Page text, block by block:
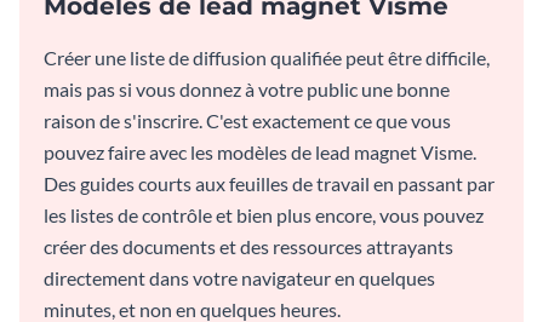
Modèles de lead magnet Visme
Créer une liste de diffusion qualifiée peut être difficile,
mais pas si vous donnez à votre public une bonne
raison de s'inscrire. C'est exactement ce que vous
pouvez faire avec les modèles de lead magnet Visme.
Des guides courts aux feuilles de travail en passant par
les listes de contrôle et bien plus encore, vous pouvez
créer des documents et des ressources attrayants
directement dans votre navigateur en quelques
minutes, et non en quelques heures.